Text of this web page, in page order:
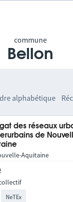
commune
Bellon
alphabétique
des réseaux
de
Aquitaine
NeTEx